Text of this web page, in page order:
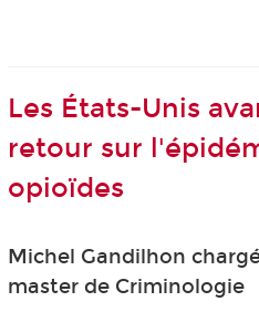
Les États-Unis
retour sur
opioïdes
Michel Gandilhon
master de Criminologie